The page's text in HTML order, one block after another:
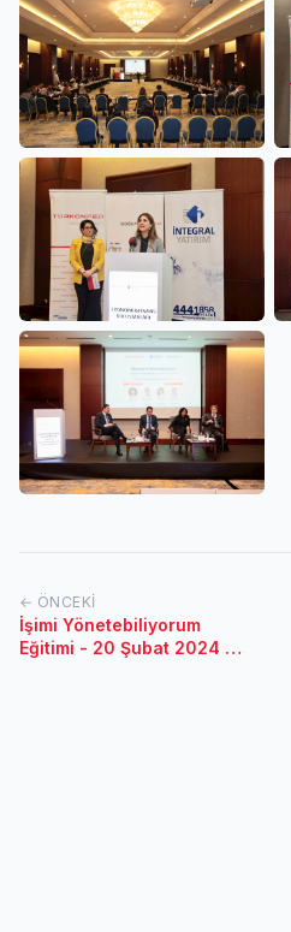
← ÖNCEKI
İşimi Yönetebiliyorum
Eğitimi - 20 Şubat 2024 /